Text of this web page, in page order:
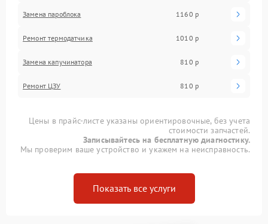
Замена пароблока 1160 р
Ремонт термодатчика 1010 р
Замена капучинатора 810 р
Ремонт ЦЗУ 810 р
Цены в прайс-листе указаны ориентировочные, без учета
стоимости запчастей.
Записывайтесь на бесплатную диагностику.
Мы проверим ваше устройство и укажем на неисправность.
Показать все услуги